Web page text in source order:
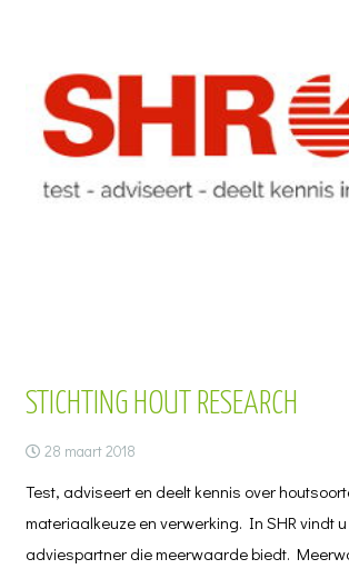
STICHTING HOUT RESEARCH
28 maart 2018
Test, adviseert en deelt kennis over
materiaalkeuze en verwerking. In SHR vindt
adviespartner die meerwaarde biedt.